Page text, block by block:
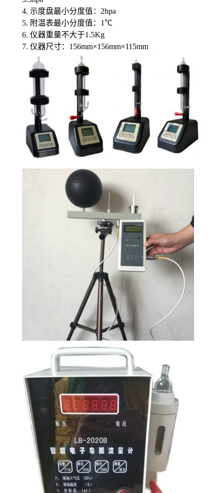
4. 示度盘最小分度值：2hpa
5. 附温表最小分度值：1℃
6. 仪器重量不大于1.5Kg
7. 仪器尺寸：156mm×156mm×115mm